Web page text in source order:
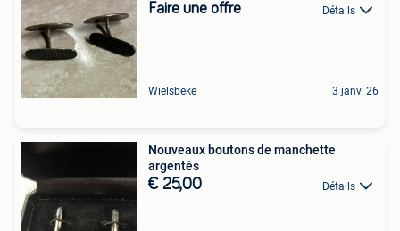
Faire une offre Détails
Wielsbeke 3 janv. 26
Nouveaux boutons de manchette
argentés
€ 25,00 Détails